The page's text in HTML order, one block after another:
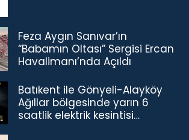
Feza Aygın Sanıvar’ın
“Babamın Oltası” Sergisi Ercan
Havalimanı’nda Açıldı
Batıkent ile Gönyeli-Alayköy
Ağıllar bölgesinde yarın 6
saatlik elektrik kesintisi…